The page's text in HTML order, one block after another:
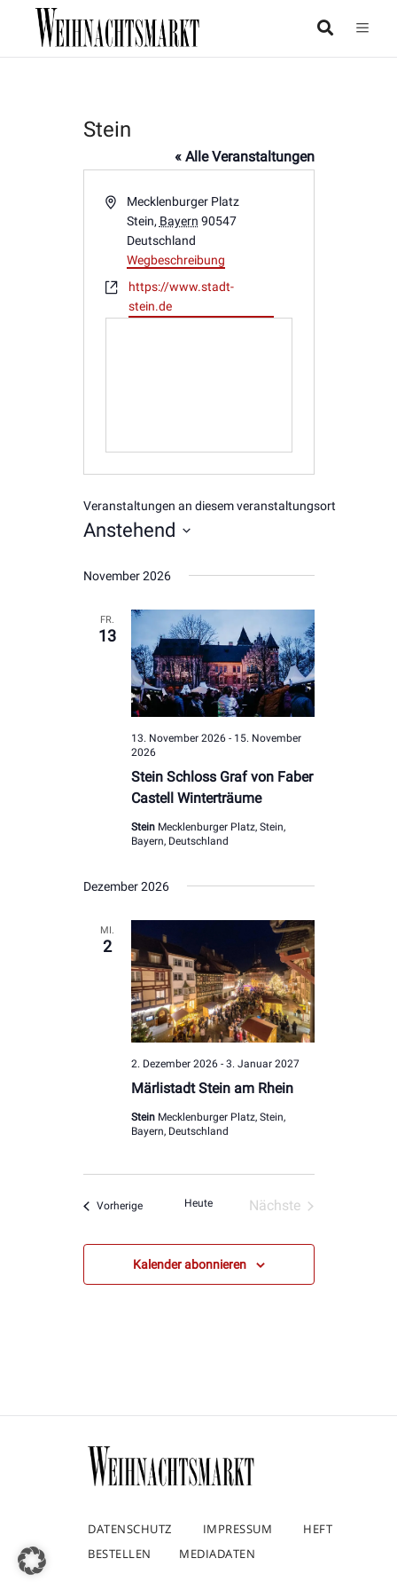
Stein
« Alle Veranstaltungen
AdresseMecklenburger Platz
Stein, Bayern 90547
Deutschland
Wegbeschreibung
Webseitehttps://www.stadt-
stein.de
Veranstaltungen an diesem veranstaltungsort
Anstehend
wählen.
November 2026
FR.
13
Stein Schloss Graf von Faber
Castell Winterträume
13. November 2026- 15. November
2026
Stein Mecklenburger Platz, Stein,
Bayern, Deutschland
Dezember 2026
MI.
2
Märlistadt Stein am Rhein
2. Dezember 2026- 3. Januar 2027
Stein Mecklenburger Platz, Stein,
Bayern, Deutschland
VorherigeVeranstaltungen
Heute
Nächste
Kalender abonnieren
DATENSCHUTZ IMPRESSUM
HEFT
BESTELLEN
MEDIADATEN